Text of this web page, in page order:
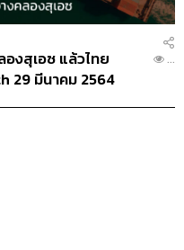
องสุเอซ แล้วไทย
29 มีนาคม 2564
...